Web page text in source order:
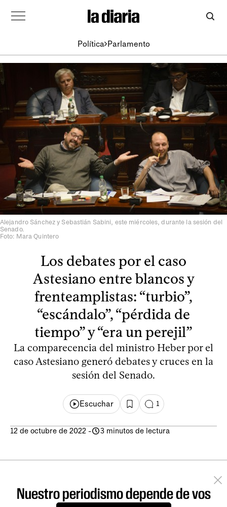
Política Parlamento
Alejandro Sánchez y Sebastián Sabini, este miércoles, durante la sesión del
Senado.
Foto: Mara Quintero
Los debates por el caso
Astesiano entre blancos y
frenteamplistas: “turbio”,
“escándalo”, “pérdida de
tiempo” y “era un perejil”
La comparecencia del ministro Heber por el
caso Astesiano generó debates y cruces en la
sesión del Senado.
Escuchar 1
12 de octubre de 2022 - 3 minutos de lectura
Nuestro periodismo depende de vos